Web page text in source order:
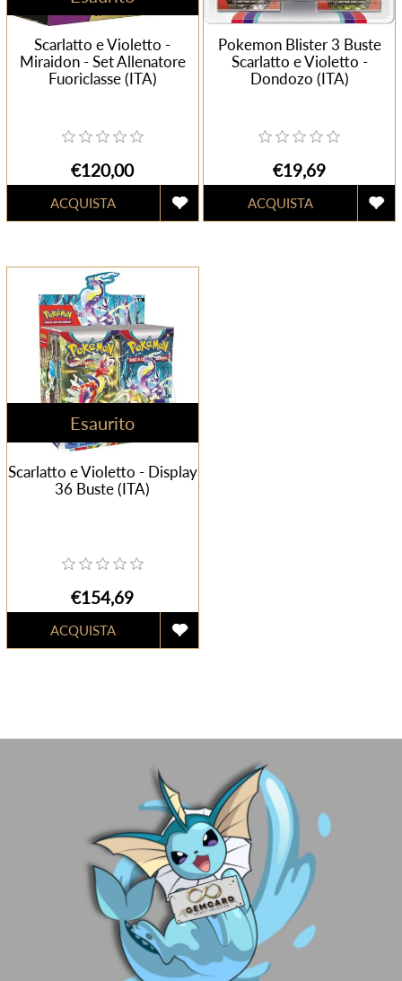
Scarlatto e Violetto -
Miraidon - Set Allenatore
Fuoriclasse (ITA)
€120,00
Pokemon Blister 3 Buste
Scarlatto e Violetto -
Dondozo (ITA)
€19,69
Esaurito
Scarlatto e Violetto - Display
36 Buste (ITA)
€154,69